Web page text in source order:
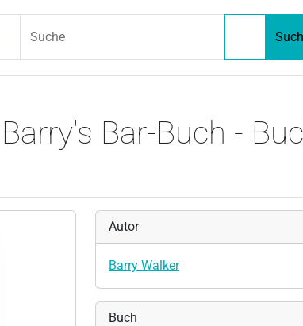
Suche
Barry's Bar-Buch -
Autor
Barry Walker
Buch